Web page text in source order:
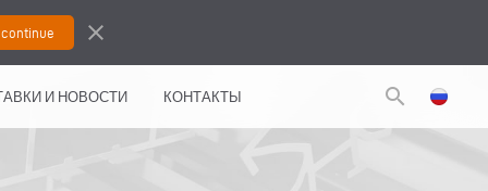
close
И НОВОСТИ КОНТАКТЫ search